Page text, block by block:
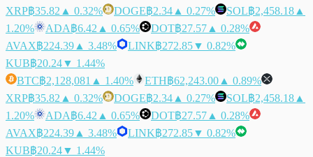
XRP฿35.82 ▲ 0.32% DOGE฿2.34 ▲ 0.27% SOL฿2,458.18 ▲
1.20%
ADA฿6.42 ▲ 0.65% DOT฿27.57 ▲ 0.28%
AVAX฿224.39 ▲ 3.48% LINK฿272.85▼ 0.82%
KUB฿20.24▼ 1.44%
BTC฿2,128,081 ▲ 1.40% ETH฿62,243.00 ▲ 0.89%
XRP฿35.82 ▲ 0.32% DOGE฿2.34 ▲ 0.27% SOL฿2,458.18 ▲
1.20%
ADA฿6.42 ▲ 0.65% DOT฿27.57 ▲ 0.28%
AVAX฿224.39 ▲ 3.48% LINK฿272.85▼ 0.82%
KUB฿20.24▼ 1.44%